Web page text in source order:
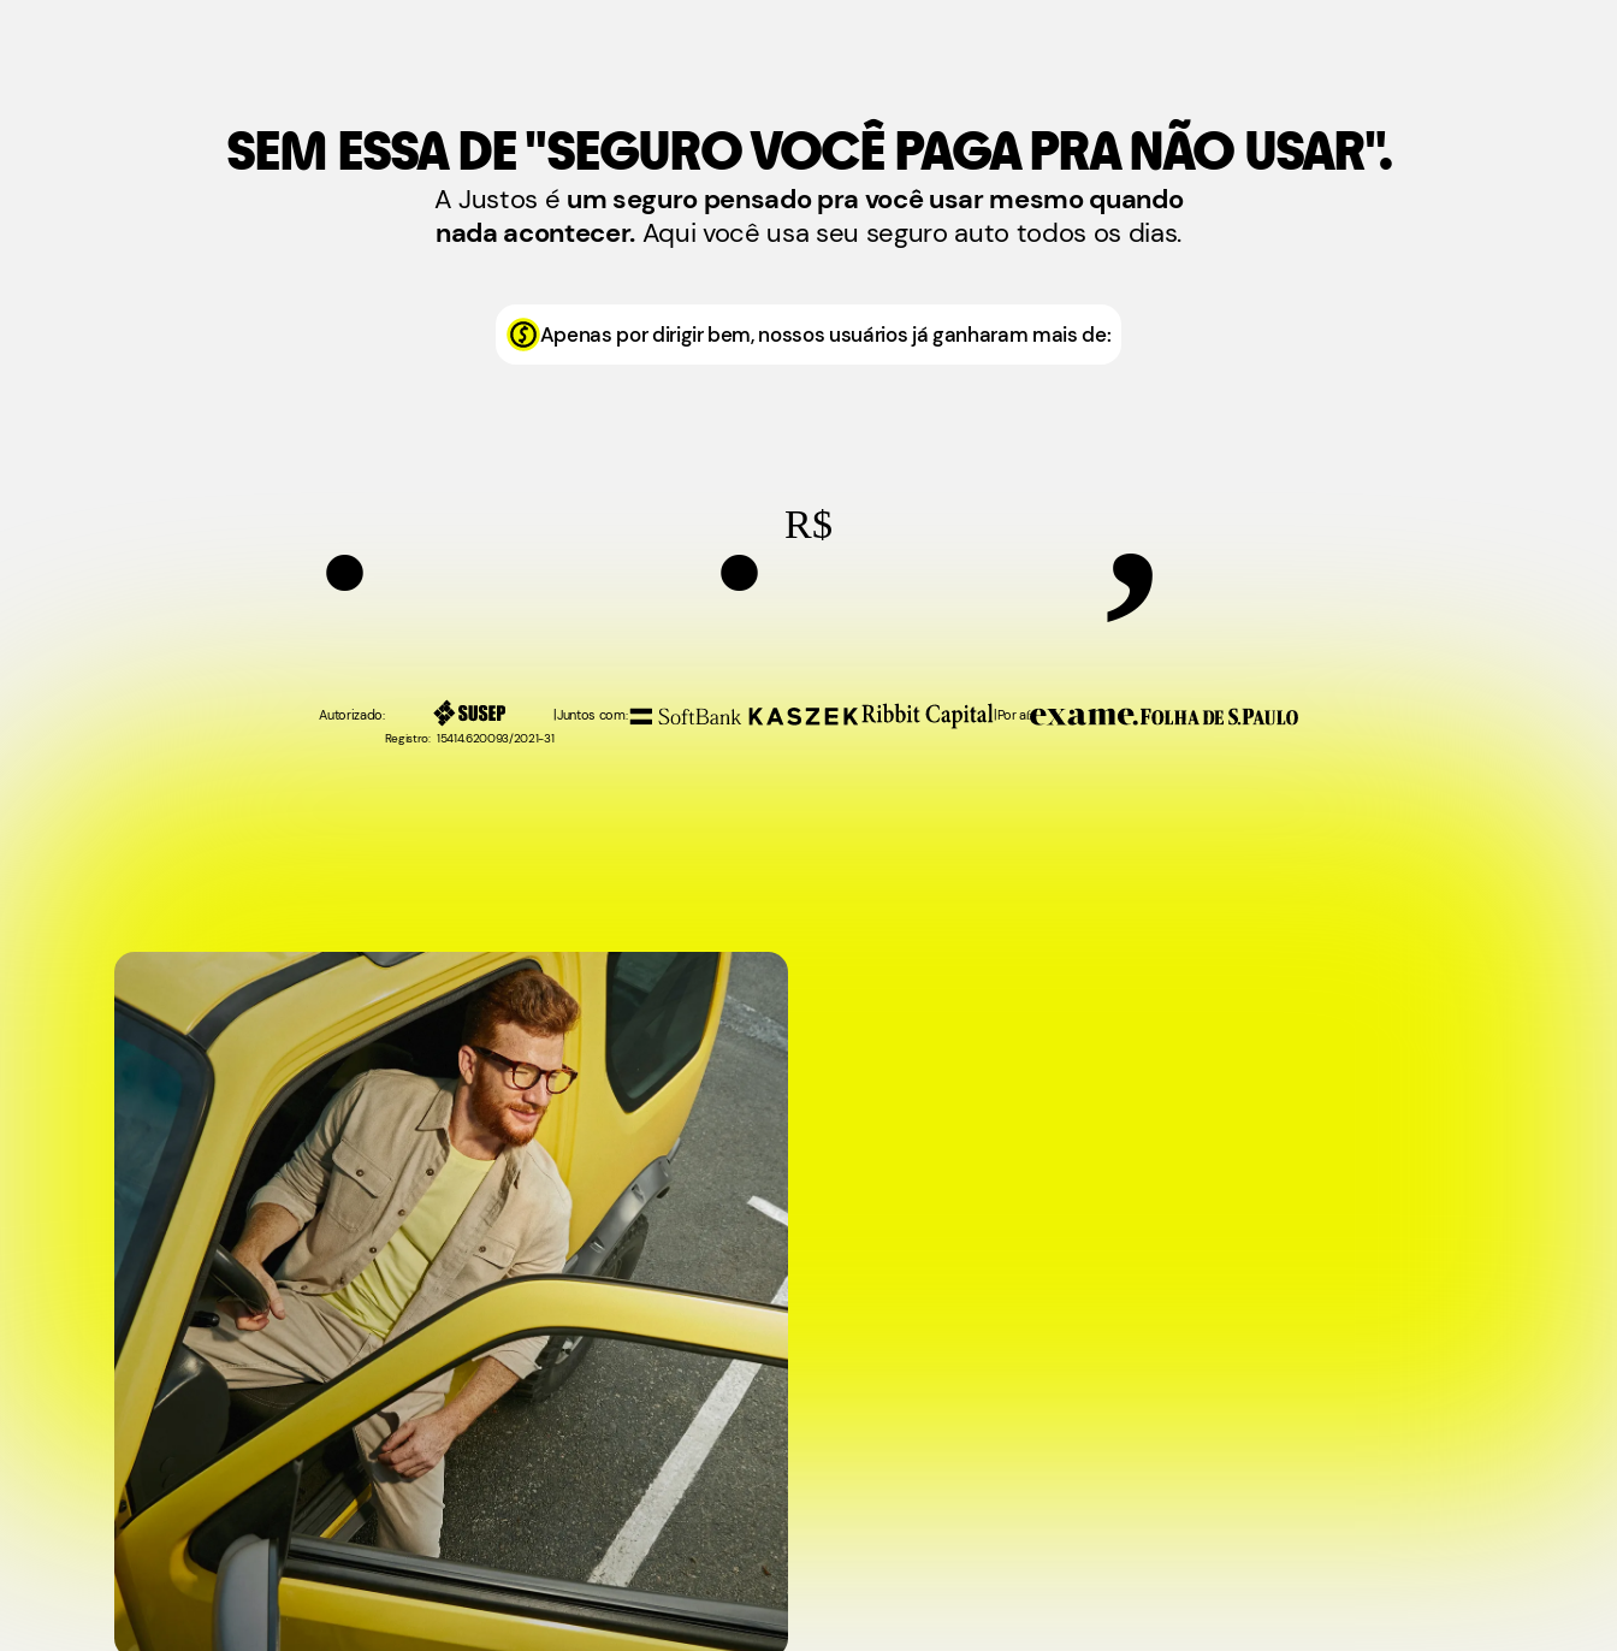
SEM ESSA DE "SEGURO VOCÊ PAGA PRA NÃO USAR".
A Justos é um seguro pensado pra você usar mesmo quando
nada acontecer. Aqui você usa seu seguro auto todos os dias.
Apenas por dirigir bem, nossos usuários já ganharam mais de:
5
.
512
.
487
,
53
R$
Autorizado:
Registro: 15414.620093/2021-31
|Juntos com: Por aí: